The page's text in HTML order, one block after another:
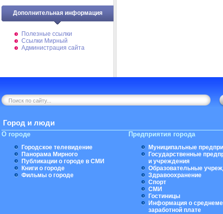
Дополнительная информация
Полезные ссылки
Ссылки Мирный
Администрация сайта
Город и люди
О городе
Городское телевидение
Панорама Мирного
Публикации о городе в СМИ
Книги о городе
Фильмы о городе
Предприятия города
Муниципальные
Государственные
и учреждения
Образовательные
Здравоохранение
Спорт
СМИ
Гостиницы
Информация о
заработной плате